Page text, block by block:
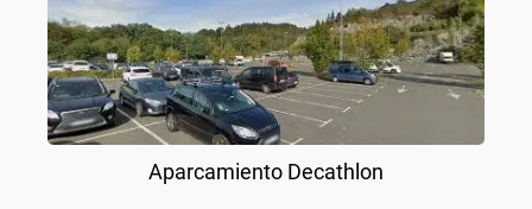
Aparcamiento Decathlon